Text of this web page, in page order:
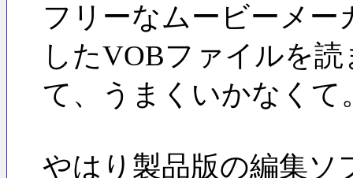
フリーなムービーメ
したVOBファイルを
て、うまくいかなくて
やはり製品版の編集ソ